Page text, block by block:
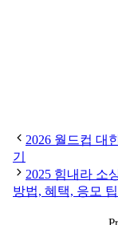
2026 월드컵 대
기
2025 힘내라 소
방법, 혜택, 응모 팁